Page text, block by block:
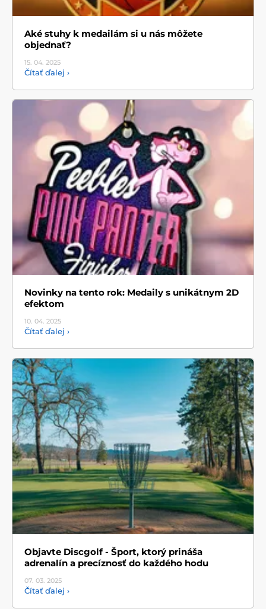
Aké stuhy k medailám si u nás môžete
objednať?
15. 04. 2025
Čítať ďalej ›
Novinky na tento rok: Medaily s unikátnym 2D
efektom
10. 04. 2025
Čítať ďalej ›
Objavte Discgolf - Šport, ktorý prináša
adrenalín a precíznosť do každého hodu
07. 03. 2025
Čítať ďalej ›